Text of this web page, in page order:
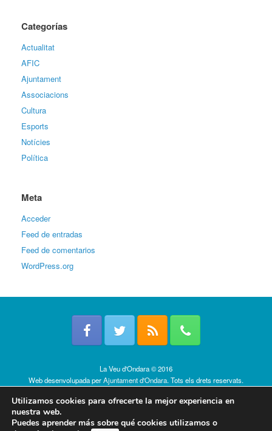
Categorías
Actualitat
AFIC
Ajuntament
Associacions
Cultura
Esports
Notícies
Política
Meta
Acceder
Feed de entradas
Feed de comentarios
WordPress.org
La Veu d'Ondara © 2016
Web desenvolupada perAjuntament d'Ondara. Tots els drets reservats.
Utilizamos cookies para ofrecerte la mejor experiencia en
nuestra web.
Puedes aprender más sobre qué cookies utilizamos o